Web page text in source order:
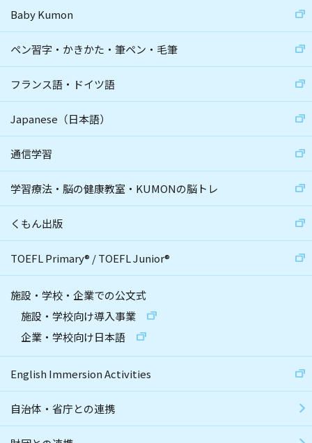
Baby Kumon
ペン習字・かきかた・筆ペン・毛筆
フランス語・ドイツ語
Japanese（日本語）
通信学習
学習療法・脳の健康教室・KUMONの脳トレ
くもん出版
TOEFL Primary® /TOEFL Junior®
施設・学校・企業での公文式
施設・学校向け導入事業
企業・学校向け日本語
English Immersion Activities
自治体・省庁との連携